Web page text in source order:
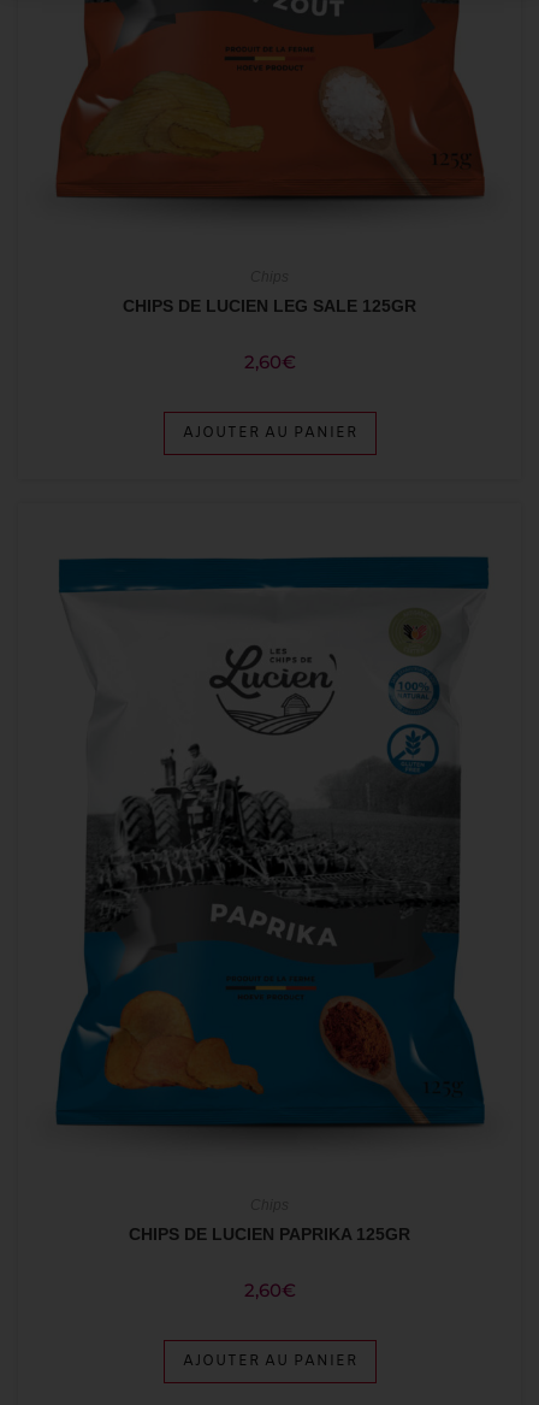
CHIPS DE LUCIEN LEG SALE 125GR
2,60€
AJOUTER AU PANIER
CHIPS DE LUCIEN PAPRIKA 125GR
2,60€
AJOUTER AU PANIER